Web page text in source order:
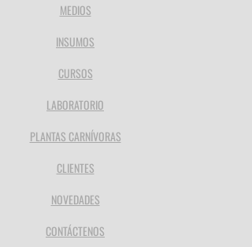
MEDIOS
INSUMOS
CURSOS
LABORATORIO
PLANTAS CARNÍVORAS
CLIENTES
NOVEDADES
CONTÁCTENOS